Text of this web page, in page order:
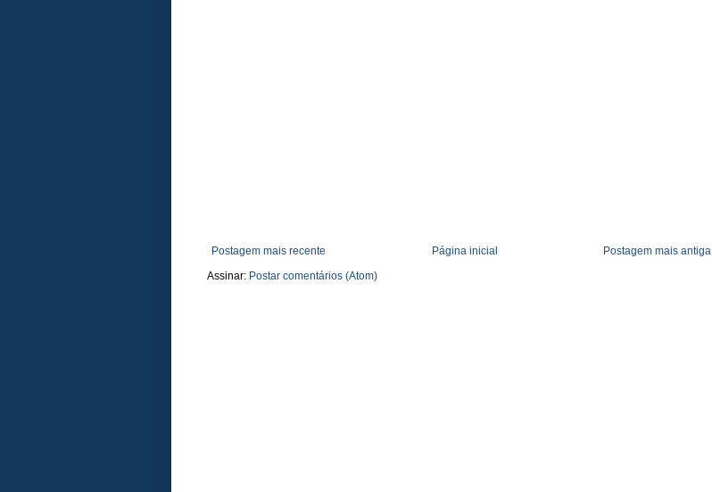
Postagem mais recente Postagem mais antiga
Página inicial
Assinar: Postar comentários (Atom)